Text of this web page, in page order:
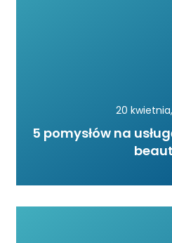
20
5 pomysłów na